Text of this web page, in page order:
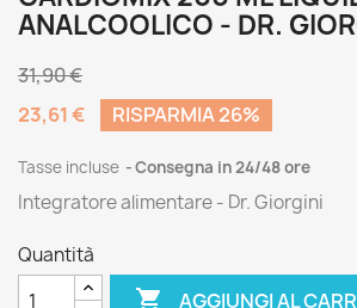
ANALCOOLICO - DR.
31,90 €
23,61 €
RISPARMIA 26%
Tasse incluse Consegna in 24/48 ore
Integratore alimentare - Dr. Giorgini
Quantità
 AGGIUNGI AL